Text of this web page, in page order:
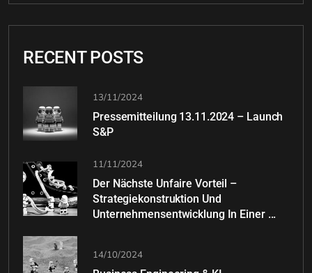
RECENT POSTS
13/11/2024
Pressemitteilung 13.11.2024 – Launch
S&P
11/11/2024
Der Nächste Unfaire Vorteil –
Strategiekonstruktion Und
Unternehmensentwicklung In Einer ...
14/10/2024